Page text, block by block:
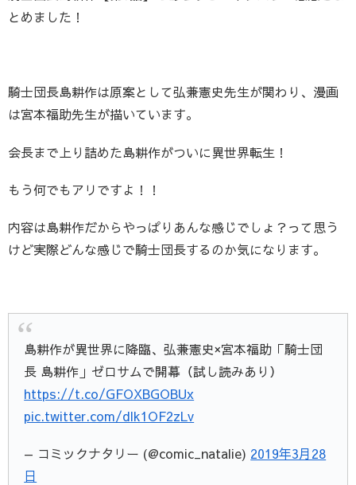
とめました！
騎士団長島耕作は原案として弘兼憲史先生が関わり、漫画
は宮本福助先生が描いています。
会長まで上り詰めた島耕作がついに異世界転生！
もう何でもアリですよ！！
内容は島耕作だからやっぱりあんな感じでしょ？って思う
けど実際どんな感じで騎士団長するのか気になります。
島耕作が異世界に降臨、弘兼憲史×宮本福助「騎士団
長 島耕作」ゼロサムで開幕（試し読みあり）
https://t.co/GFOXBGOBUx
pic.twitter.com/dIk1OF2zLv
— コミックナタリー (@comic_natalie) 2019年3月28
日